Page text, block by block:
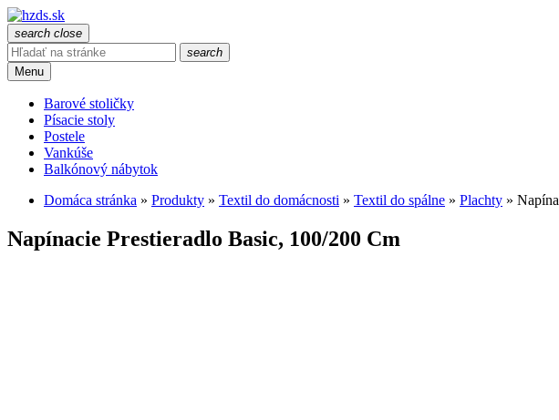
search close
search
Menu
Barové stoličky
Písacie stoly
Postele
Vankúše
Balkónový nábytok
Domáca stránka » Produkty » Textil do domácnosti » Textil do spálne » Plachty »
Napínacie Prestieradlo Basic, 100/200 Cm